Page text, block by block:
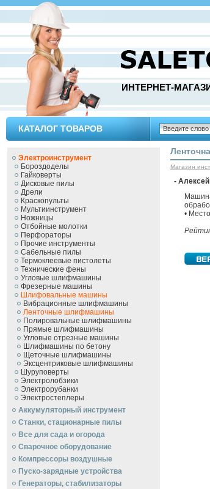
ИНТЕРНЕТ-
КАТАЛОГ ТОВАРОВ
Электроинструмент
Бороздоделы
Гайковерты
Дисковые пилы
Дрели
Краскопульты
Мультиинструмент
Ножницы
Отбойные молотки
Перфораторы
Прочие инструменты
Сабельные пилы
Термоклеевые пистолеты
Технические фены
Угловые шлифмашины
Фрезерные машины
Шлифовальные машины
Вибрационные шлифмашины
Ленточные шлифмашины
Полировальные шлифмашины
Прямые шлифмашины
Угловые отрезные машины
Шлифмашины по бетону
Щеточные шлифмашины
Эксцентриковые шлифмашины
Шуруповерты
Электролобзики
Электрорубанки
Электростеплеры
Аккумуляторный инструмент
Станки, стационарные пилы
Все для сада и огорода
Сварочное оборудование
Компрессоры воздушные
Пуско-зарядные устройства
Генераторы, стабилизаторы
Магазин
-
•